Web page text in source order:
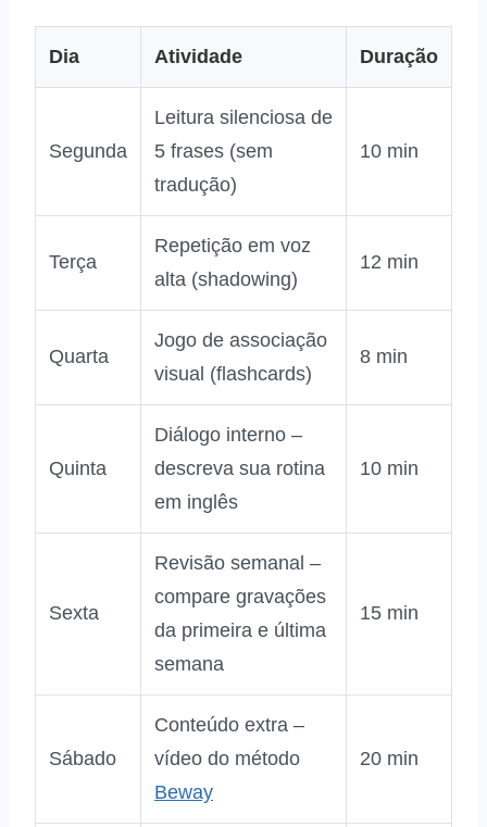
Dia Atividade Duração
Segunda
Leitura silenciosa de
5 frases (sem
tradução)
10 min
Terça
Repetição em voz
alta (shadowing)
12 min
Quarta
Jogo de associação
visual (flashcards)
8 min
Quinta
Diálogo interno –
descreva sua rotina
em inglês
10 min
Sexta
Revisão semanal –
compare gravações
da primeira e última
semana
15 min
Sábado
Conteúdo extra –
vídeo do método
Beway
20 min